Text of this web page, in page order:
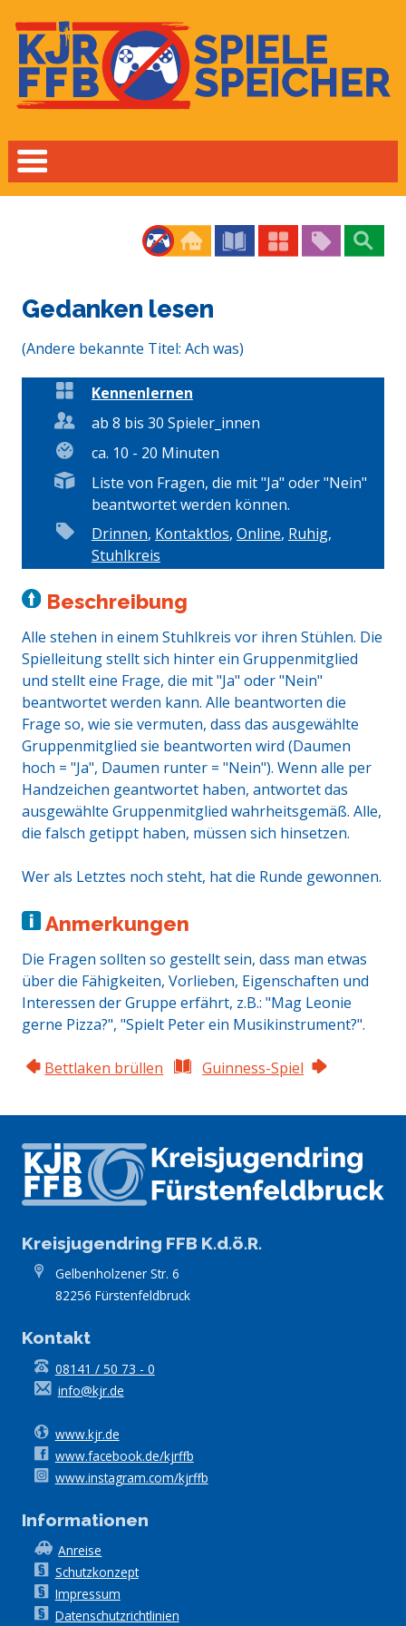
Gedanken lesen
(Andere bekannte Titel: Ach was)
Kennenlernen
ab 8 bis 30 Spieler_innen
ca. 10 - 20 Minuten
Liste von Fragen, die mit "Ja" oder "Nein"
beantwortet werden können.
Drinnen, Kontaktlos, Online, Ruhig,
Stuhlkreis
Beschreibung
Alle stehen in einem Stuhlkreis vor ihren Stühlen. Die
Spielleitung stellt sich hinter ein Gruppenmitglied
und stellt eine Frage, die mit "Ja" oder "Nein"
beantwortet werden kann. Alle beantworten die
Frage so, wie sie vermuten, dass das ausgewählte
Gruppenmitglied sie beantworten wird (Daumen
hoch = "Ja", Daumen runter = "Nein"). Wenn alle per
Handzeichen geantwortet haben, antwortet das
ausgewählte Gruppenmitglied wahrheitsgemäß. Alle,
die falsch getippt haben, müssen sich hinsetzen.
Wer als Letztes noch steht, hat die Runde gewonnen.
Anmerkungen
Die Fragen sollten so gestellt sein, dass man etwas
über die Fähigkeiten, Vorlieben, Eigenschaften und
Interessen der Gruppe erfährt, z.B.: "Mag Leonie
gerne Pizza?", "Spielt Peter ein Musikinstrument?".
Bettlaken brüllen Guinness-Spiel
Kreisjugendring FFB K.d.ö.R.
Gelbenholzener Str. 6
82256 Fürstenfeldbruck
Kontakt
08141 / 50 73 - 0
info@kjr.de
www.kjr.de
www.facebook.de/kjrffb
www.instagram.com/kjrffb
Informationen
Anreise
Schutzkonzept
Impressum
Datenschutzrichtlinien